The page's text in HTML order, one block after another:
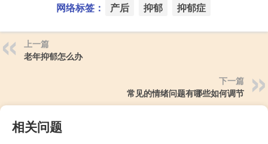
网络标签： 产后 抑郁 抑郁症
上一篇
老年抑郁怎么办
下一篇
常见的情绪问题有哪些如何调节
相关问题